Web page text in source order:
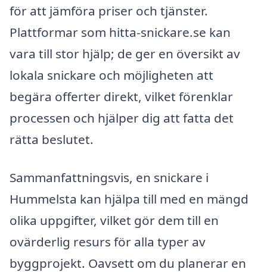
för att jämföra priser och tjänster.
Plattformar som hitta-snickare.se kan
vara till stor hjälp; de ger en översikt av
lokala snickare och möjligheten att
begära offerter direkt, vilket förenklar
processen och hjälper dig att fatta det
rätta beslutet.
Sammanfattningsvis, en snickare i
Hummelsta kan hjälpa till med en mängd
olika uppgifter, vilket gör dem till en
ovärderlig resurs för alla typer av
byggprojekt. Oavsett om du planerar en